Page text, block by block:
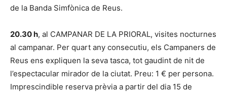
de la Banda Simfònica de Reus.
20.30 h, al CAMPANAR DE LA PRIORAL, visites nocturnes
al campanar. Per quart any consecutiu, els Campaners de
Reus ens expliquen la seva tasca, tot gaudint de nit de
l’espectacular mirador de la ciutat. Preu: 1 € per persona.
Imprescindible reserva prèvia a partir del dia 15 de